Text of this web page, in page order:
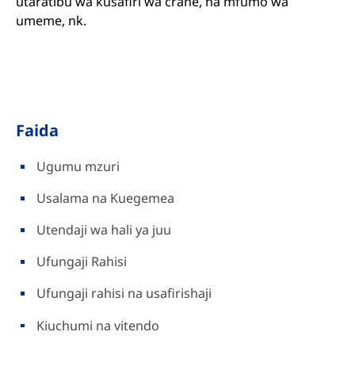
umeme, nk.
Faida
Ugumu mzuri
Usalama na Kuegemea
Utendaji wa hali ya juu
Ufungaji Rahisi
Ufungaji rahisi na usafirishaji
Kiuchumi na vitendo